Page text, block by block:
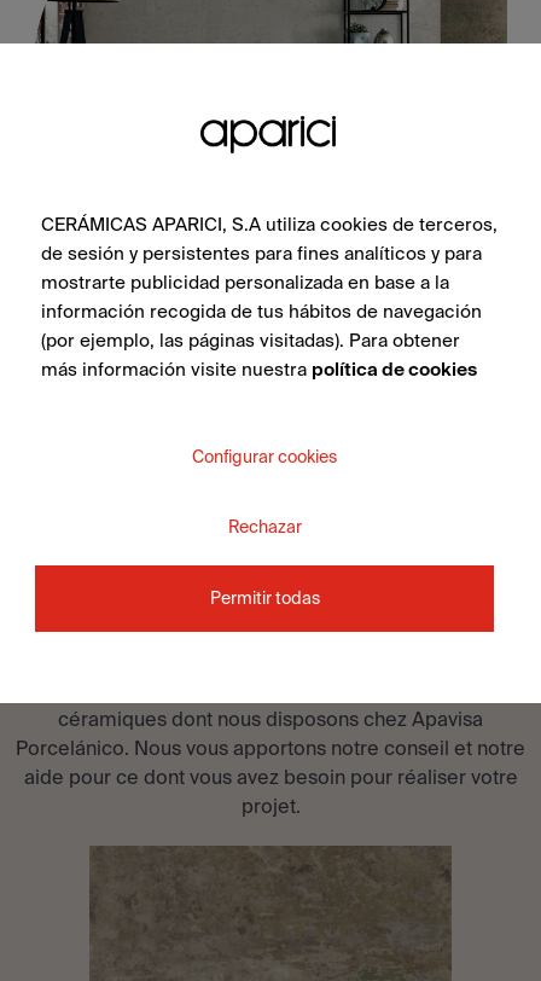
Evoke White 45X120
VOIR LA COLLECTION
VOUS SOUHAITEZ ÊTRE
CONSEILLÉ?
céramiques dont nous disposons chez Apavisa
Porcelánico. Nous vous apportons notre conseil et notre
aide pour ce dont vous avez besoin pour réaliser votre
projet.
CERÁMICAS APARICI, S.A utiliza cookies de terceros,
de sesión y persistentes para fines analíticos y para
mostrarte publicidad personalizada en base a la
información recogida de tus hábitos de navegación
(por ejemplo, las páginas visitadas). Para obtener
más información visite nuestra política de cookies
Configurar cookies
Rechazar
Permitir todas